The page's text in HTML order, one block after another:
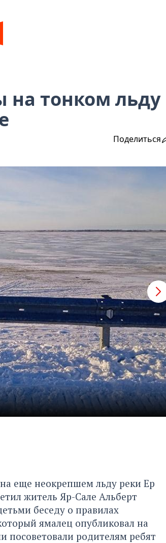
на тонком льду
Поделиться
еще неокрепшем льду реки Ер
житель Яр-Сале Альберт
беседу о правилах
ямалец опубликовал на
посоветовали родителям ребят